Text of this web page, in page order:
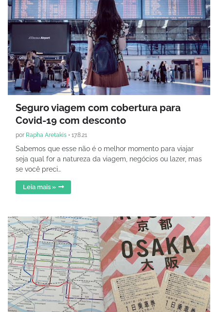
Seguro viagem com cobertura para
Covid-19 com desconto
por Rapha Aretakis • 17.8.21
Sabemos que esse não é o melhor momento para viajar
seja qual for a natureza da viagem, negócios ou lazer, mas
se você preci…
Leia mais »